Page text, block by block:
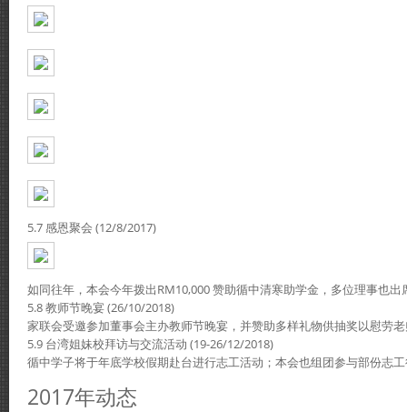
5.7 感恩聚会 (12/8/2017)
如同往年，本会今年拨出RM10,000 赞助循中清寒助学金，多位理事也
5.8 教师节晚宴 (26/10/2018)
家联会受邀参加董事会主办教师节晚宴，并赞助多样礼物供抽奖以慰劳
5.9 台湾姐妹校拜访与交流活动 (19-26/12/2018)
循中学子将于年底学校假期赴台进行志工活动；本会也组团参与部份志
2017年动态